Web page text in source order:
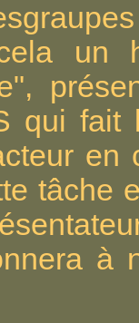
un
qui
en
tâche
à